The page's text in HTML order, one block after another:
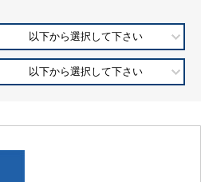
以下から選択して下さい
以下から選択して下さい